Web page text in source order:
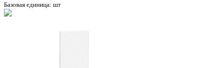
Базовая единица: шт